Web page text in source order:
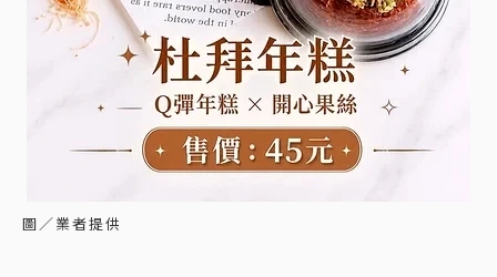
圖／業者提供